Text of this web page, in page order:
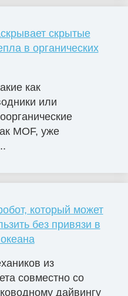
скрытые
в органических
как
или
MOF, уже
который может
без привязи в
из
совместно со
дайвингу